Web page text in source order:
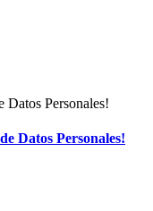
Datos Personales!